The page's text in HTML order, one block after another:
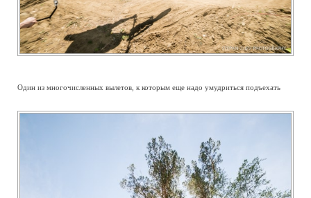
Один из многочисленных вылетов, к которым еще надо умудриться подъехать